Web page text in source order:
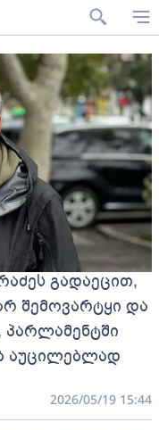
გადაეცით,
შემოვარტყი და
აუცილებლად
2026/05/19 15:44